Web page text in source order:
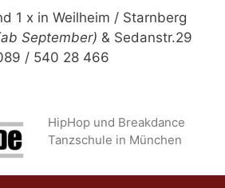
1 x in Weilheim / Starnberg
September) & Sedanstr.29
/ 540 28 466
HipHop und Breakdance
Tanzschule in München